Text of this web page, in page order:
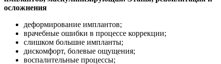
деформирование имплантов;
врачебные ошибки в процессе коррекции;
слишком большие импланты;
дискомфорт, болевые ощущения;
воспалительные процессы;